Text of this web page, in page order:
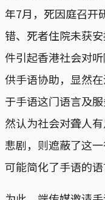
年7月，死因庭召开
错、死者住院未获
件引起香港社会对
供手语协助，显然
于手语这门语言及
然认为社会对聋人
悲剧，则遮蔽了这
可能简化了手语的语